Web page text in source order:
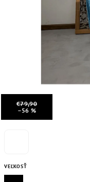
VEĽKOSŤ
€79,90
–56 %